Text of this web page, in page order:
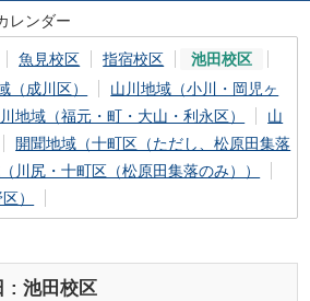
レンダー
魚見校区 指宿校区
池田校区
（成川区）
山川地域（小川・岡児ヶ
地域（福元・町・大山・利永区）
山
開聞地域（十町区（ただし、松原田集落
川尻・十町区（松原田集落のみ））
）
: 池田校区